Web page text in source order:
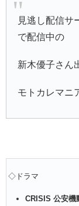
見逃し配信サ
で配信中の
新木優子さん
モトカレマニ
◇ドラマ
CRISIS 公安機